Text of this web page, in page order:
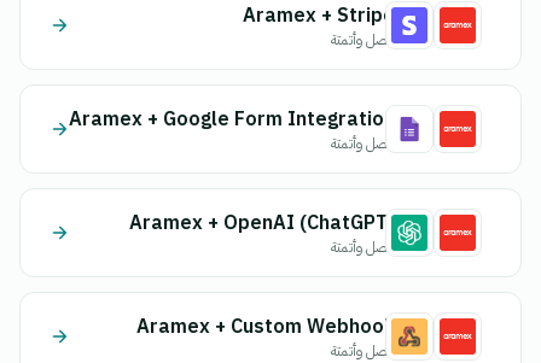
Aramex + Stripe
اتصل وأتمتة
Aramex + Google Form Integration
اتصل وأتمتة
Aramex + OpenAI (ChatGPT)
اتصل وأتمتة
Aramex + Custom Webhook
اتصل وأتمتة